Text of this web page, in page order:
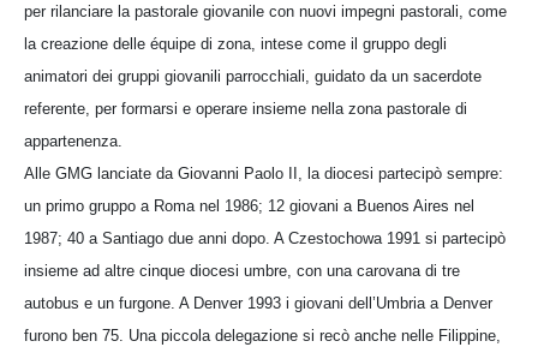
per rilanciare la pastorale giovanile con nuovi impegni pastorali, come
la creazione delle équipe di zona, intese come il gruppo degli
animatori dei gruppi giovanili parrocchiali, guidato da un sacerdote
referente, per formarsi e operare insieme nella zona pastorale di
appartenenza.
Alle GMG lanciate da Giovanni Paolo II, la diocesi partecipò sempre:
un primo gruppo a Roma nel 1986; 12 giovani a Buenos Aires nel
1987; 40 a Santiago due anni dopo. A Czestochowa 1991 si partecipò
insieme ad altre cinque diocesi umbre, con una carovana di tre
autobus e un furgone. A Denver 1993 i giovani dell’Umbria a Denver
furono ben 75. Una piccola delegazione si recò anche nelle Filippine,